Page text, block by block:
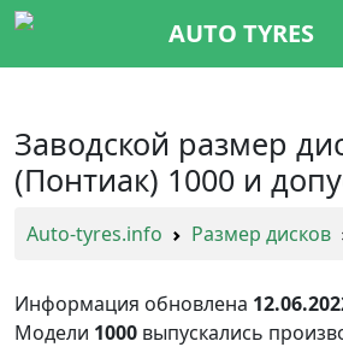
AUTO TYRES
Заводской размер
(Понтиак) 1000 и
Auto-tyres.info Размер дисков
Информация обновлена
Модели 1000 выпускались